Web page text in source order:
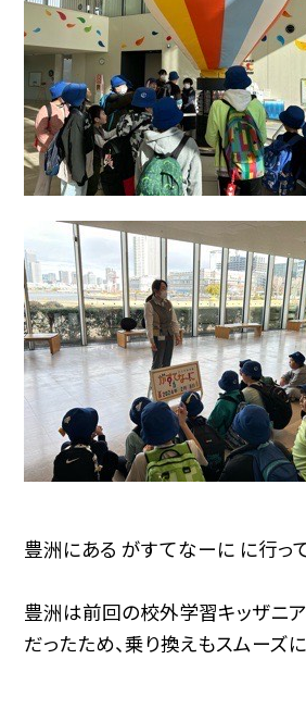
豊洲にある がすてなーに に行って
豊洲は前回の校外学習キッザニ
だったため、乗り換えもスムーズ